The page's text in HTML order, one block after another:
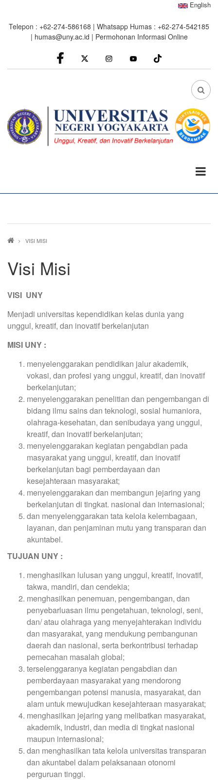
main
English
Telepon : +62-274-586168 | Whatsapp Humas : +62-274-542185
| humas@uny.ac.id | Permohonan Informasi Online
facebook
Instagram youtube
FA
Breadcrumb
VISI MISI
Visi Misi
VISI UNY
Menjadi universitas kependidikan kelas dunia yang
unggul, kreatif, dan inovatif berkelanjutan
MISI UNY :
menyelenggarakan pendidikan jalur akademik,
vokasi, dan profesi yang unggul, kreatif, dan inovatif
berkelanjutan;
menyelenggarakan penelitian dan pengembangan di
bidang ilmu sains dan teknologi, sosial humaniora,
olahraga-kesehatan, dan senibudaya yang unggul,
kreatif, dan inovatif berkelanjutan;
menyelenggarakan kegiatan pengabdian pada
masyarakat yang unggul, kreatif, dan inovatif
berkelanjutan bagi pemberdayaan dan
kesejahteraan masyarakat;
menyelenggarakan dan membangun jejaring yang
berkelanjutan di tingkat. nasional dan internasional;
dan menyelenggarakan tata kelola kelembagaan,
layanan, dan penjaminan mutu yang transparan dan
akuntabel.
TUJUAN UNY :
menghasilkan lulusan yang unggul, kreatif, inovatif,
takwa, mandiri, dan cendekia;
menghasilkan penemuan, pengembangan, dan
penyebarluasan ilmu pengetahuan, teknologi, seni,
dan/ atau olahraga yang menyejahterakan individu
dan masyarakat, yang mendukung pembangunan
daerah dan nasional, serta berkontribusi terhadap
pemecahan masalah global;
terselenggaranya kegiatan pengabdian dan
pemberdayaan masyarakat yang mendorong
pengembangan potensi manusia, masyarakat, dan
alam untuk mewujudkan kesejahteraan masyarakat;
menghasilkan jejaring yang melibatkan masyarakat,
akademik, industri, dan media di tingkat nasional
maupun internasional;
dan menghasilkan tata kelola universitas transparan
dan akuntabel dalam pelaksanaan otonomi
perguruan tinggi.